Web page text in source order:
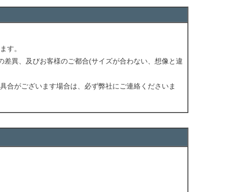
す。
異、及びお客様のご都合(サイズが合わない、想像と違
合がございます場合は、必ず弊社にご連絡くださいま